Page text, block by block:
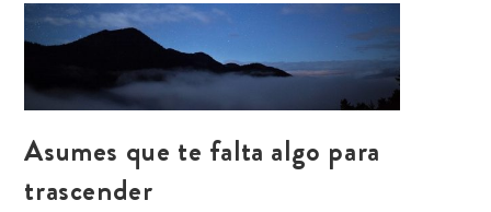
Asumes que te falta algo para
trascender